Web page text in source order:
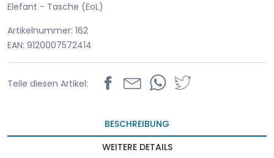
Elefant - Tasche (EoL)
Artikelnummer: 162
EAN: 9120007572414
Teile diesen Artikel:
BESCHREIBUNG
WEITERE DETAILS